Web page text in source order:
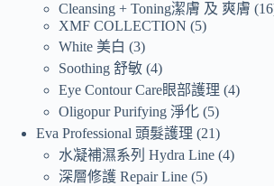
Cleansing + Toning潔膚 及 爽膚
16
XMF COLLECTION
5
White 美白
3
Soothing 舒敏 4
Eye Contour Care眼部護理 4
Oligopur Purifying 淨化 5
Eva Professional 頭髮護理
21
水凝補濕系列 Hydra Line 4
深層修護 Repair Line 5